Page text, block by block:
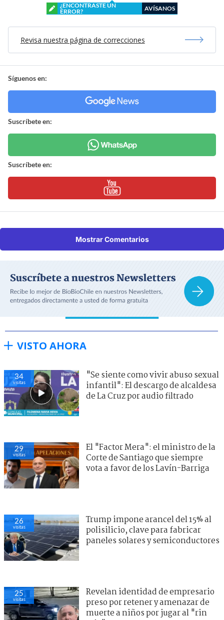
¿ENCONTRASTE UN
ERROR?
AVÍSANOS
Revisa nuestra página de correcciones
Síguenos en:
Suscríbete en:
Suscríbete en:
Mostrar Comentarios
VISTO AHORA
34
visitas
"Se siente como vivir abuso sexual
infantil": El descargo de alcaldesa
de La Cruz por audio filtrado
29
visitas
El "Factor Mera": el ministro de la
Corte de Santiago que siempre
vota a favor de los Lavín-Barriga
26
visitas
Trump impone arancel del 15% al
polisilicio, clave para fabricar
paneles solares y semiconductores
25
visitas
Revelan identidad de empresario
preso por retener y amenazar de
muerte a niños por jugar al "rin